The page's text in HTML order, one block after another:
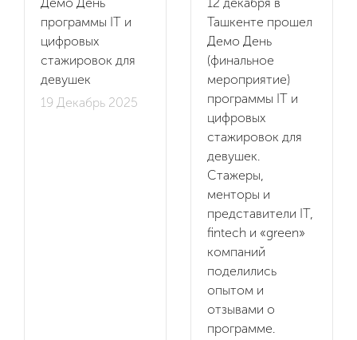
программы IT и
цифровых
стажировок для
девушек
19 Декабрь 2025
Ташкенте прошел
Демо День
(финальное
мероприятие)
программы IT и
цифровых
стажировок для
девушек.
Стажеры,
менторы и
представители IT,
fintech и «green»
компаний
поделились
опытом и
отзывами о
программе.